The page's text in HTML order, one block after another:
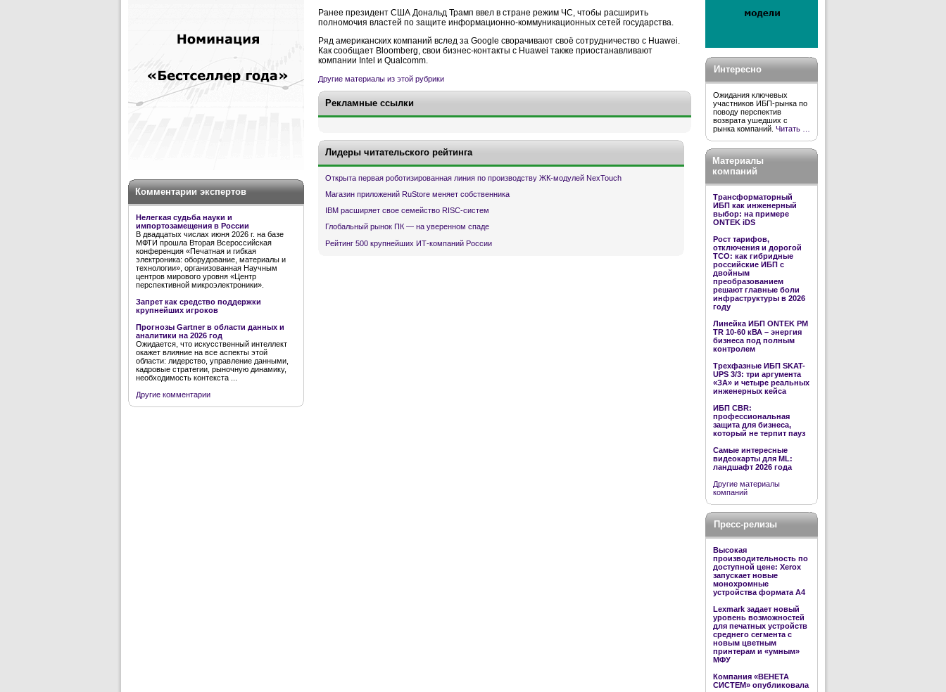
Комментарии экспертов
Нелегкая судьба науки и
импортозамещения в России
В двадцатых числах июня 2026 г. на базе
МФТИ прошла Вторая Всероссийская
конференция «Печатная и гибкая
электроника: оборудование, материалы и
технологии», организованная Научным
центров мирового уровня «Центр
перспективной микроэлектроники».
Запрет как средство поддержки
крупнейших игроков
Прогнозы Gartner в области данных и
аналитики на 2026 год
Ожидается, что искусственный интеллект
окажет влияние на все аспекты этой
области: лидерство, управление данными,
кадровые стратегии, рыночную динамику,
необходимость контекста ...
Другие комментарии
Ранее президент США Дональд Трамп ввел в стране режим ЧС, чтобы расширить
полномочия властей по защите информационно-коммуникационных сетей государства.
Ряд американских компаний вслед за Google сворачивают своё сотрудничество с Huawei.
Как сообщает Bloomberg, свои бизнес-контакты с Huawei также приостанавливают
компании Intel и Qualcomm.
Другие материалы из этой рубрики
Рекламные ссылки
Лидеры читательского рейтинга
Открыта первая роботизированная линия по производству ЖК-модулей NexTouch
Магазин приложений RuStore меняет собственника
IBM расширяет свое семейство RISC-систем
Глобальный рынок ПК — на уверенном спаде
Рейтинг 500 крупнейших ИТ-компаний России
Интересно
Ожидания ключевых
участников ИБП-рынка по
поводу перспектив
возврата ушедших с
рынка компаний. Читать …
Материалы
компаний
Трансформаторный
ИБП как инженерный
выбор: на примере
ONTEK iDS
Рост тарифов,
отключения и дорогой
TCO: как гибридные
российские ИБП с
двойным
преобразованием
решают главные боли
инфраструктуры в 2026
году
Линейка ИБП ONTEK PM
TR 10-60 кВА – энергия
бизнеса под полным
контролем
Трехфазные ИБП SKAT-
UPS 3/3: три аргумента
«ЗА» и четыре реальных
инженерных кейса
ИБП CBR:
профессиональная
защита для бизнеса,
который не терпит пауз
Самые интересные
видеокарты для ML:
ландшафт 2026 года
Другие материалы
компаний
Пресс-релизы
Высокая
производительность по
доступной цене: Xerox
запускает новые
монохромные
устройства формата А4
Lexmark задает новый
уровень возможностей
для печатных устройств
среднего сегмента с
новым цветным
принтерам и «умным»
МФУ
Компания «ВЕНЕТА
СИСТЕМ» опубликовала